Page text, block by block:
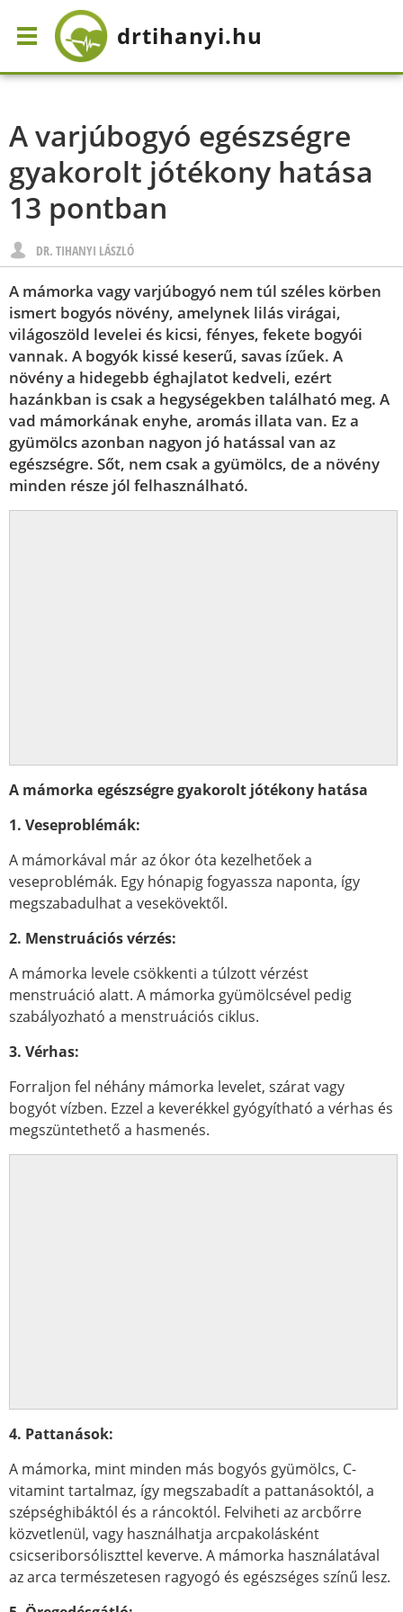
drtihanyi.hu
A varjúbogyó egészségre
gyakorolt jótékony hatása
13 pontban
DR. TIHANYI LÁSZLÓ
A mámorka vagy varjúbogyó nem túl széles körben
ismert bogyós növény, amelynek lilás virágai,
világoszöld levelei és kicsi, fényes, fekete bogyói
vannak. A bogyók kissé keserű, savas ízűek. A
növény a hidegebb éghajlatot kedveli, ezért
hazánkban is csak a hegységekben található meg. A
vad mámorkának enyhe, aromás illata van. Ez a
gyümölcs azonban nagyon jó hatással van az
egészségre. Sőt, nem csak a gyümölcs, de a növény
minden része jól felhasználható.
A mámorka egészségre gyakorolt jótékony hatása
1. Veseproblémák:
A mámorkával már az ókor óta kezelhetőek a
veseproblémák. Egy hónapig fogyassza naponta, így
megszabadulhat a vesekövektől.
2. Menstruációs vérzés:
A mámorka levele csökkenti a túlzott vérzést
menstruáció alatt. A mámorka gyümölcsével pedig
szabályozható a menstruációs ciklus.
3. Vérhas:
Forraljon fel néhány mámorka levelet, szárat vagy
bogyót vízben. Ezzel a keverékkel gyógyítható a vérhas és
megszüntethető a hasmenés.
4. Pattanások:
A mámorka, mint minden más bogyós gyümölcs, C-
vitamint tartalmaz, így megszabadít a pattanásoktól, a
szépséghibáktól és a ráncoktól. Felviheti az arcbőrre
közvetlenül, vagy használhatja arcpakolásként
csicseriborsóliszttel keverve. A mámorka használatával
az arca természetesen ragyogó és egészséges színű lesz.